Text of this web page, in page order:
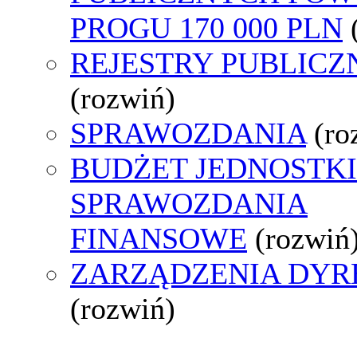
PROGU 170 000 PLN
REJESTRY
(rozwiń)
SPRAWOZDANIA
BUDŻET
SPRAWOZDANIA
FINANSOWE
ZARZĄDZENIA
(rozwiń)